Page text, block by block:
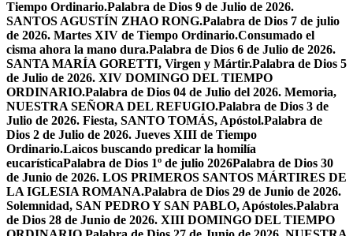
Tiempo Ordinario.Palabra de Dios 9 de Julio de 2026.
SANTOS AGUSTÍN ZHAO RONG.Palabra de Dios 7 de julio
de 2026. Martes XIV de Tiempo Ordinario.Consumado el
cisma ahora la mano dura.Palabra de Dios 6 de Julio de 2026.
SANTA MARÍA GORETTI, Virgen y Mártir.Palabra de Dios 5
de Julio de 2026. XIV DOMINGO DEL TIEMPO
ORDINARIO.Palabra de Dios 04 de Julio del 2026. Memoria,
NUESTRA SEÑORA DEL REFUGIO.Palabra de Dios 3 de
Julio de 2026. Fiesta, SANTO TOMÁS, Apóstol.Palabra de
Dios 2 de Julio de 2026. Jueves XIII de Tiempo
Ordinario.Laicos buscando predicar la homilía
eucarísticaPalabra de Dios 1º de julio 2026Palabra de Dios 30
de Junio de 2026. LOS PRIMEROS SANTOS MÁRTIRES DE
LA IGLESIA ROMANA.Palabra de Dios 29 de Junio de 2026.
Solemnidad, SAN PEDRO Y SAN PABLO, Apóstoles.Palabra
de Dios 28 de Junio de 2026. XIII DOMINGO DEL TIEMPO